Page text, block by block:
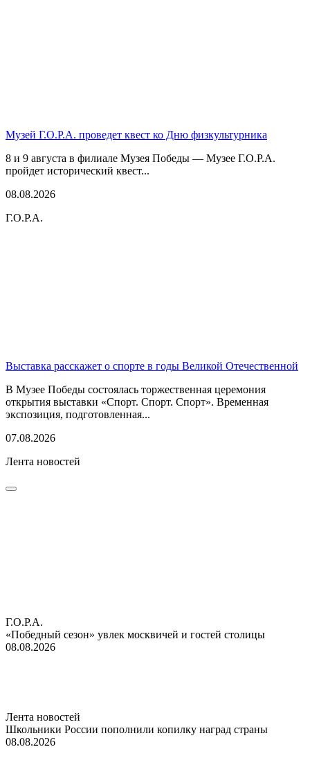
Музей Г.О.Р.А. проведет квест ко Дню физкультурника
8 и 9 августа в филиале Музея Победы — Музее Г.О.Р.А.
пройдет исторический квест...
08.08.2026
Г.О.Р.А.
Выставка расскажет о спорте в годы Великой Отечественной
В Музее Победы состоялась торжественная церемония
открытия выставки «Спорт. Спорт. Спорт». Временная
экспозиция, подготовленная...
07.08.2026
Лента новостей
Г.О.Р.А.
«Победный сезон» увлек москвичей и гостей столицы
08.08.2026
Лента новостей
Школьники России пополнили копилку наград страны
08.08.2026